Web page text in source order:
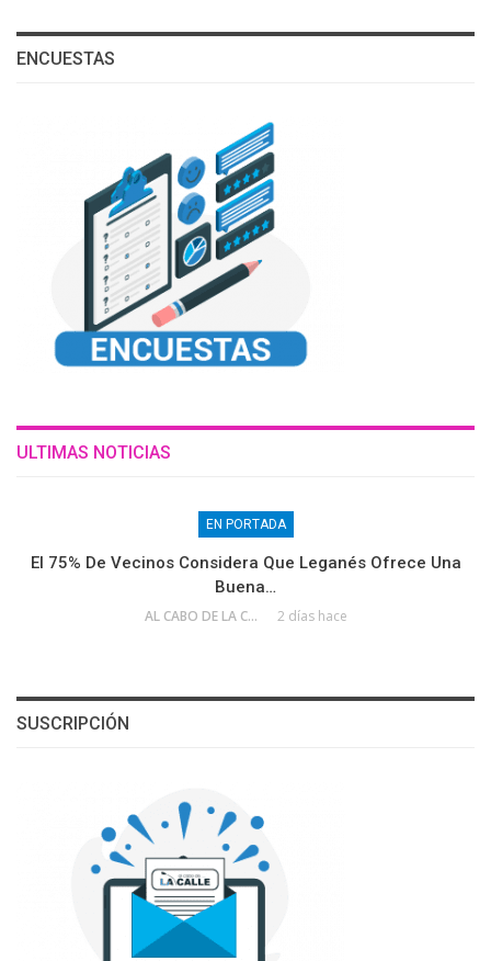
ENCUESTAS
ULTIMAS NOTICIAS
EN PORTADA
El 75% De Vecinos Considera Que Leganés Ofrece Una
Buena…
AL CABO DE LA CALLE 2 días hace
SUSCRIPCIÓN